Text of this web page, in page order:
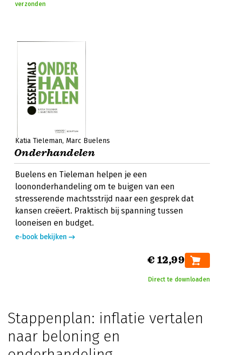
verzonden
Katia Tieleman Marc Buelens
Onderhandelen
Buelens en Tieleman helpen je een
loononderhandeling om te buigen van een
stresserende machtsstrijd naar een gesprek dat
kansen creëert. Praktisch bij spanning tussen
looneisen en budget.
e-book bekijken
€ 12,99
Direct te downloaden
Stappenplan: inflatie vertalen
naar beloning en